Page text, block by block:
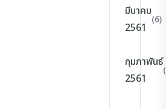
มีนาคม
2561
(6)
กุมภาพันธ์
2561